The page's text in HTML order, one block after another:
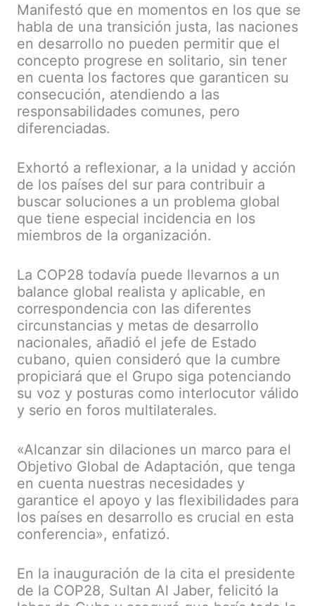
Manifestó que en momentos en los que se
habla de una transición justa, las naciones
en desarrollo no pueden permitir que el
concepto progrese en solitario, sin tener
en cuenta los factores que garanticen su
consecución, atendiendo a las
responsabilidades comunes, pero
diferenciadas.
Exhortó a reflexionar, a la unidad y acción
de los países del sur para contribuir a
buscar soluciones a un problema global
que tiene especial incidencia en los
miembros de la organización.
La COP28 todavía puede llevarnos a un
balance global realista y aplicable, en
correspondencia con las diferentes
circunstancias y metas de desarrollo
nacionales, añadió el jefe de Estado
cubano, quien consideró que la cumbre
propiciará que el Grupo siga potenciando
su voz y posturas como interlocutor válido
y serio en foros multilaterales.
«Alcanzar sin dilaciones un marco para el
Objetivo Global de Adaptación, que tenga
en cuenta nuestras necesidades y
garantice el apoyo y las flexibilidades para
los países en desarrollo es crucial en esta
conferencia», enfatizó.
En la inauguración de la cita el presidente
de la COP28, Sultan Al Jaber, felicitó la